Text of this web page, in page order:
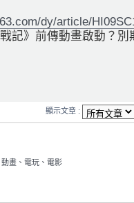
dy/article/
記》前傳動畫啟動？
顯示文章 :
畫、電玩、電影